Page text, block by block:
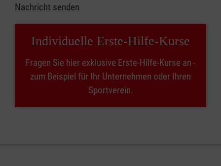
Nachricht senden
Individuelle Erste-Hilfe-Kurse
Fragen Sie hier exklusive Erste-Hilfe-Kurse an -
zum Beispiel für Ihr Unternehmen oder Ihren
Sportverein.